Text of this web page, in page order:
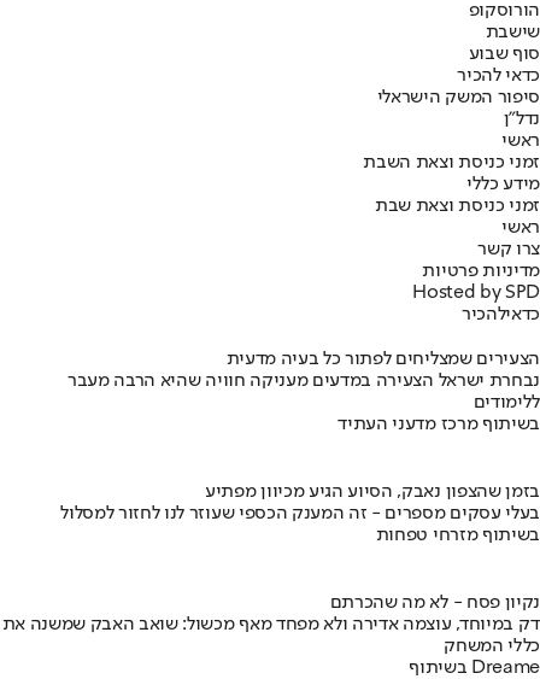
הורוסקופ
שישבת
סוף שבוע
כדאי להכיר
סיפור המשק הישראלי
נדל"ן
ראשי
זמני כניסת וצאת השבת
מידע כללי
זמני כניסת וצאת שבת
ראשי
צרו קשר
מדיניות פרטיות
Hosted by SPD
כדאילהכיר
הצעירים שמצליחים לפתור כל בעיה מדעית
נבחרת ישראל הצעירה במדעים מעניקה חוויה שהיא הרבה מעבר
ללימודים
בשיתוף מרכז מדעני העתיד
בזמן שהצפון נאבק, הסיוע הגיע מכיוון מפתיע
בעלי עסקים מספרים - זה המענק הכספי שעוזר לנו לחזור למסלול
בשיתוף מזרחי טפחות
נקיון פסח - לא מה שהכרתם
דק במיוחד, עוצמה אדירה ולא מפחד מאף מכשול: שואב האבק שמשנה את
כללי המשחק
בשיתוף Dreame